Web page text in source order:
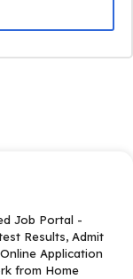
Job Portal -
Results, Admit
Application
from Home